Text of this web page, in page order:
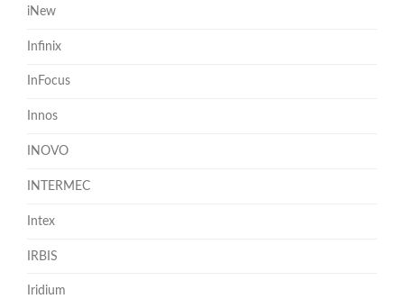
iNew
Infinix
InFocus
Innos
INOVO
INTERMEC
Intex
IRBIS
Iridium